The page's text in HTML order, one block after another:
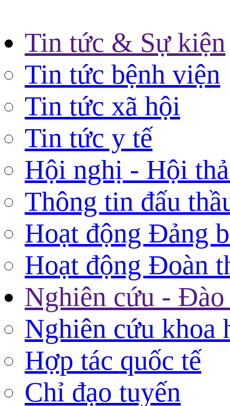
Tin tức & Sự kiện
Tin tức bệnh viện
Tin tức xã hội
Tin tức y tế
Hội nghị - Hội
Thông tin đấu
Hoạt động Đảng
Hoạt động Đoàn
Nghiên cứu - Đào
Nghiên cứu khoa
Hợp tác quốc tế
Chỉ đạo tuyến